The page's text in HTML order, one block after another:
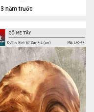
3 năm trước